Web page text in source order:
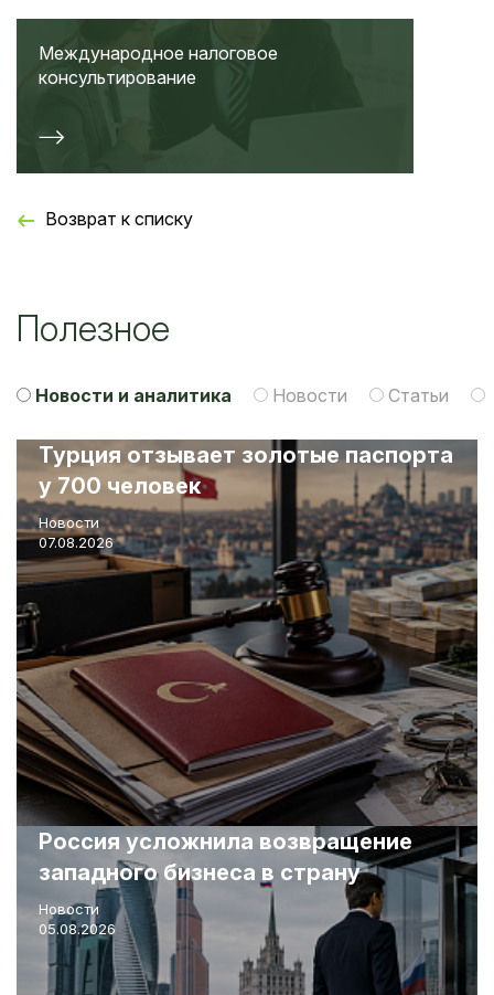
Международное налоговое
консультирование
Возврат к списку
Полезное
Новости и аналитика Новости Статьи
Турция отзывает золотые паспорта
у 700 человек
Новости
07.08.2026
Россия усложнила возвращение
западного бизнеса в страну
Новости
05.08.2026